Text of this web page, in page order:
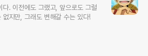
다. 이전에도 그랬고, 앞으로도 그럴
없지만, 그래도 변해갈 수는 있다!